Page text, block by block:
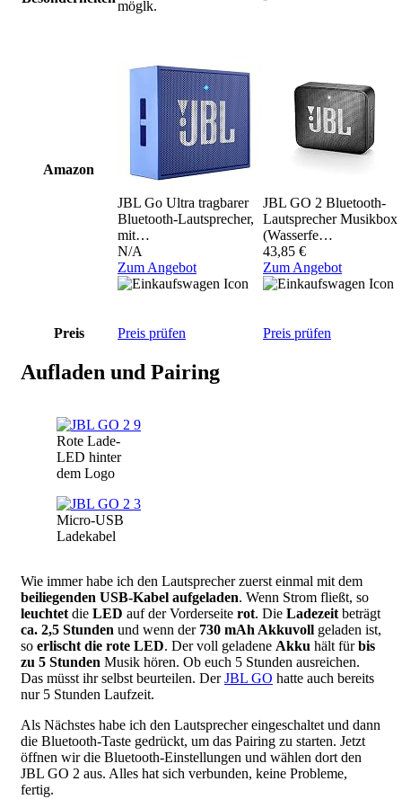
möglk.
Amazon
JBL Go Ultra tragbarer
Bluetooth-Lautsprecher,
mit…
N/A
Zum Angebot
JBL GO 2 Bluetooth-
Lautsprecher Musikbox
(Wasserfe…
43,85 €
Zum Angebot
Preis Preis prüfen Preis prüfen
Aufladen und Pairing
Image
Rote Lade-
LED hinter
dem Logo
Image
Micro-USB
Ladekabel
Wie immer habe ich den Lautsprecher zuerst einmal mit dem
beiliegenden USB-Kabel aufgeladen. Wenn Strom fließt, so
leuchtet die LED auf der Vorderseite rot. Die Ladezeit beträgt
ca. 2,5 Stunden und wenn der 730 mAh Akkuvoll geladen ist,
so erlischt die rote LED. Der voll geladene Akku hält fürbis
zu 5 Stunden Musik hören. Ob euch 5 Stunden ausreichen.
Das müsst ihr selbst beurteilen. DerJBL GO hatte auch bereits
nur 5 Stunden Laufzeit.
Als Nächstes habe ich den Lautsprecher eingeschaltet und dann
die Bluetooth-Taste gedrückt, um das Pairing zu starten. Jetzt
öffnen wir die Bluetooth-Einstellungen und wählen dort den
JBL GO 2 aus. Alles hat sich verbunden, keine Probleme,
fertig.